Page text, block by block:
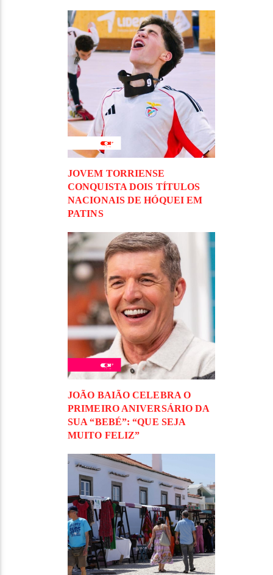
JOVEM TORRIENSE
CONQUISTA DOIS TÍTULOS
NACIONAIS DE HÓQUEI EM
PATINS
JOÃO BAIÃO CELEBRA O
PRIMEIRO ANIVERSÁRIO DA
SUA “BEBÉ”: “QUE SEJA
MUITO FELIZ”